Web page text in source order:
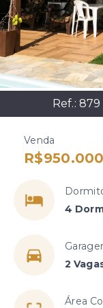
Ref.: 879
Venda
4
2
Área